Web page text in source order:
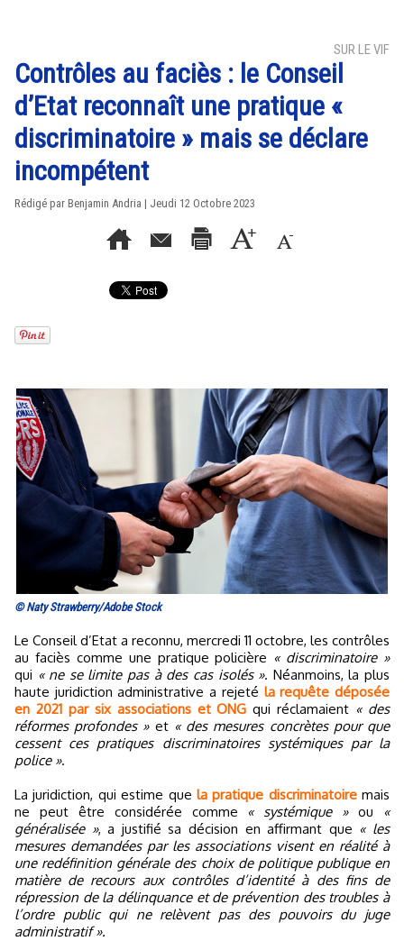
SUR LE VIF
Contrôles au faciès : le Conseil
d’Etat reconnaît une pratique «
discriminatoire » mais se déclare
incompétent
Rédigé par Benjamin Andria | Jeudi 12 Octobre 2023
© Naty Strawberry/Adobe Stock
Le Conseil d’Etat a reconnu, mercredi 11 octobre, les contrôles
au faciès comme une pratique policière « discriminatoire »
qui « ne se limite pas à des cas isolés ». Néanmoins, la plus
haute juridiction administrative a rejeté la requête déposée
en 2021 par six associations et ONG qui réclamaient « des
réformes profondes »et « des mesures concrètes pour que
cessent ces pratiques discriminatoires systémiques par la
police ».
La juridiction, qui estime que la pratique discriminatoiremais
ne peut être considérée comme « systémique »ou
«
généralisée », a justifié sa décision en affirmant que « les
mesures demandées par les associations visent en réalité à
une redéfinition générale des choix de politique publique en
matière de recours aux contrôles d’identité à des fins de
répression de la délinquance et de prévention des troubles à
l’ordre public qui ne relèvent pas des pouvoirs du juge
administratif ».